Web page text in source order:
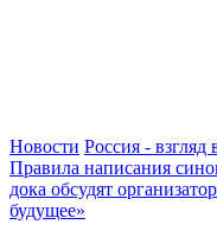
Новости Россия - взгляд
Правила написания
дока обсудят
будущее»